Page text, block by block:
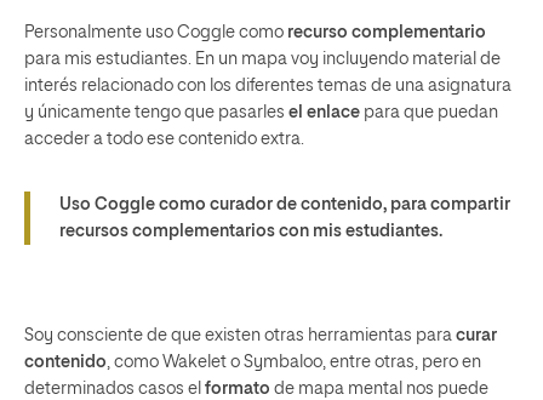
Personalmente uso Coggle como recurso complementario
para mis estudiantes. En un mapa voy incluyendo material de
interés relacionado con los diferentes temas de una asignatura
y únicamente tengo que pasarles el enlace para que puedan
acceder a todo ese contenido extra.
Uso Coggle como curador de contenido, para compartir
recursos complementarios con mis estudiantes.
Soy consciente de que existen otras herramientas para curar
contenido, como Wakelet o Symbaloo, entre otras, pero en
determinados casos el formato de mapa mental nos puede